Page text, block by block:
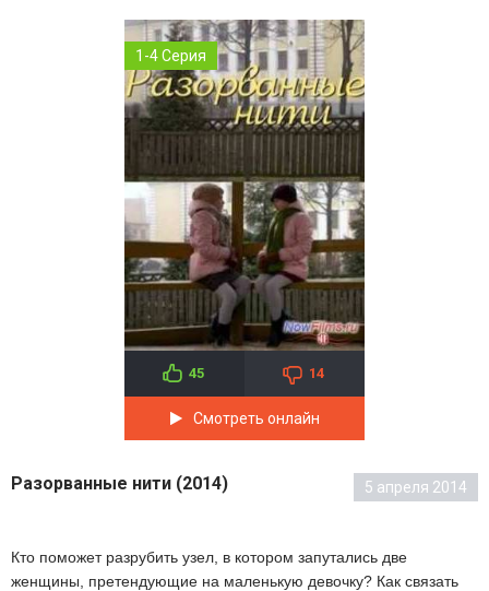
1-4 Серия
45 14
Смотреть онлайн
Разорванные нити (2014) 5 апреля 2014
Кто поможет разрубить узел, в котором запутались две
женщины, претендующие на маленькую девочку? Как связать